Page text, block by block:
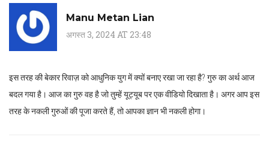
Manu Metan Lian
अगस्त 3, 2024 AT 23:48
इस तरह की बेकार रिवाज़ को आधुनिक युग में क्यों बनाए रखा जा रहा है? गुरु का अर्थ आज
बदल गया है। आज का गुरु वह है जो तुम्हें यूट्यूब पर एक वीडियो दिखाता है। अगर आप इस
तरह के नकली गुरुओं की पूजा करते हैं, तो आपका ज्ञान भी नकली होगा।